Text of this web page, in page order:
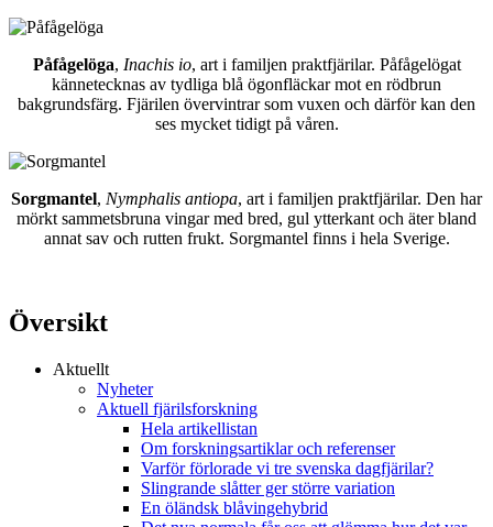
Påfågelöga, Inachis io, art i familjen praktfjärilar. Påfågelögat
kännetecknas av tydliga blå ögonfläckar mot en rödbrun
bakgrundsfärg. Fjärilen övervintrar som vuxen och därför kan den
ses mycket tidigt på våren.
Sorgmantel, Nymphalis antiopa, art i familjen praktfjärilar. Den har
mörkt sammetsbruna vingar med bred, gul ytterkant och äter bland
annat sav och rutten frukt. Sorgmantel finns i hela Sverige.
Översikt
Aktuellt
Nyheter
Aktuell fjärilsforskning
Hela artikellistan
Om forskningsartiklar och referenser
Varför förlorade vi tre svenska dagfjärilar?
Slingrande slåtter ger större variation
En öländsk blåvingehybrid